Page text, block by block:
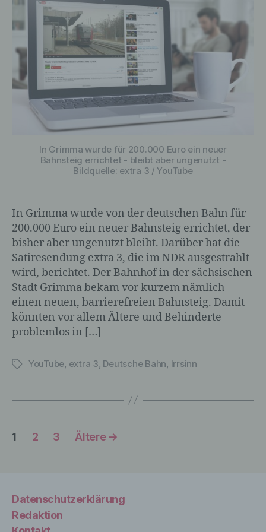
In Grimma wurde für 200.000 Euro ein neuer
Bahnsteig errichtet - bleibt aber ungenutzt -
Bildquelle: extra 3 / YouTube
In Grimma wurde von der deutschen Bahn für
200.000 Euro ein neuer Bahnsteig errichtet, der
bisher aber ungenutzt bleibt. Darüber hat die
Satiresendung extra 3, die im NDR ausgestrahlt
wird, berichtet. Der Bahnhof in der sächsischen
Stadt Grimma bekam vor kurzem nämlich
einen neuen, barrierefreien Bahnsteig. Damit
könnten vor allem Ältere und Behinderte
problemlos in […]
Schlagwörter
YouTube extra 3 Deutsche Bahn Irrsinn
Seitennummerierung
1 2 3 Ältere →
Datenschutzerklärung
Redaktion
die darin besteht, dass diese
personenbezogenen Daten verwendet
werden, um bestimmte persönliche
Aspekte, die sich auf eine natürliche
Person beziehen, zu bewerten,
insbesondere, um Aspekte bezüglich
Arbeitsleistung, wirtschaftlicher Lage,
Gesundheit, persönlicher Vorlieben,
Interessen, Zuverlässigkeit, Verhalten,
Aufenthaltsort oder Ortswechsel dieser
natürlichen Person zu analysieren oder
Pseudonymisierung ist die Verarbeitung
personenbezogener Daten in einer Weise,
auf welche die personenbezogenen Daten
ohne Hinzuziehung zusätzlicher
Informationen nicht mehr einer
spezifischen betroffenen Person
zugeordnet werden können, sofern diese
zusätzlichen Informationen gesondert
aufbewahrt werden und technischen und
organisatorischen Maßnahmen
identifizierten oder identifizierbaren
Verarbeitung Verantwortlicher
juristische Person, Behörde, Einrichtung
oder andere Stelle, die allein oder
gemeinsam mit anderen über die Zwecke